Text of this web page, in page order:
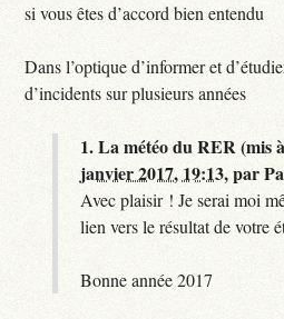
si vous êtes d’accord bien entendu
Dans l’optique d’informer et
d’incidents sur plusieurs années
1.La météo du RER (mis
janvier 2017, 19:13,par
Avec plaisir ! Je serai moi
lien vers le résultat de votre
Bonne année 2017